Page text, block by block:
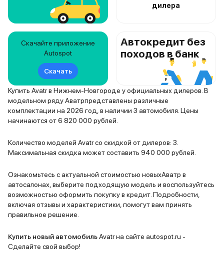
дилера
Скачайте приложение
Autospot
Скачать
Автокредит без
походов в банк
Купить Avatr в Нижнем-Новгороде у официальных дилеров. В
модельном ряду Аватрпредставлены различные
комплектации на 2026 год, в наличии 3 автомобиля. Цены
начинаются от 6 820 000 рублей.
Количество моделей Avatr со скидкой от дилеров: 3.
Максимальная скидка может составить 940 000 рублей.
Ознакомьтесь с актуальной стоимостью новыхАватр в
автосалонах, выберите подходящую модель и воспользуйтесь
возможностью оформить покупку в кредит. Подробности,
включая отзывы и характеристики, помогут вам принять
правильное решение.
Купить новый автомобильAvatr на сайте autospot.ru -
Сделайте свой выбор!